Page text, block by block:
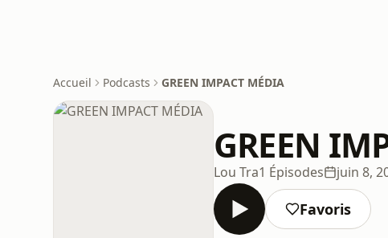
Accueil Podcasts GREEN IMPACT MÉDIA
GREEN
Lou Tra1 Épisodes juin 8,
Favoris